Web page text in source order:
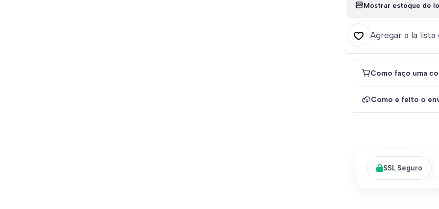
Mostrar estoque de
Agregar a la
Como faço uma
Como e feito o
SSL Seguro